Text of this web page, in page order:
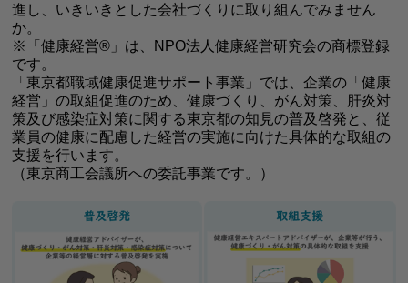
進し、いきいきとした会社づくりに取り組んでみません
か。
※「健康経営®」は、NPO法人健康経営研究会の商標登録
です。
「東京都職域健康促進サポート事業」では、企業の「健康
経営」の取組促進のため、健康づくり、がん対策、肝炎対
策及び感染症対策に関する東京都の知見の普及啓発と、従
業員の健康に配慮した経営の実施に向けた具体的な取組の
支援を行います。
（東京商工会議所への委託事業です。）